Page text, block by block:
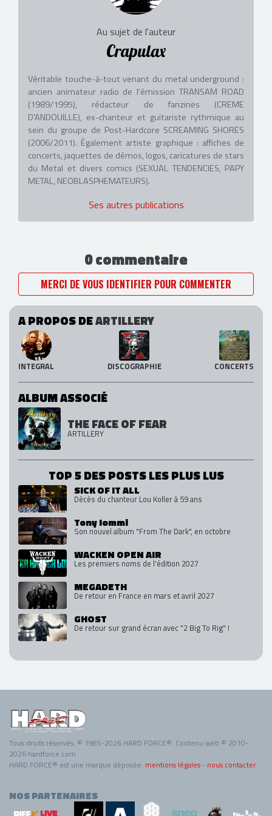
Au sujet de l'auteur
Crapulax
Véritable touche-à-tout venant du metal underground :
ancien animateur radio de l'émission TRANSAM ROAD
(1989/1995), rédacteur de fanzines (CREME
D'ANDOUILLE), ex-chanteur et guitariste rythmique au
sein du groupe de Post-Hardcore SCREAMING SHORES
(2006/2011). Également artiste graphique : affiches de
concerts, jaquettes de démos, logos, caricatures de stars
du Metal et divers comics (SEXUAL TENDENCIES, PAPY
METAL, NEOBLASPHEMATEURS).
Ses autres publications
0 commentaire
MERCI DE VOUS IDENTIFIER POUR COMMENTER
A PROPOS DEARTILLERY
INTEGRAL DISCOGRAPHIE CONCERTS
ALBUM ASSOCIÉ
THE FACE OF FEAR
ARTILLERY
TOP 5 DES POSTS LES PLUS LUS
SICK OF IT ALL
Décès du chanteur Lou Koller à 59 ans
Tony Iommi
Son nouvel album "From The Dark", en octobre
WACKEN OPEN AIR
Les premiers noms de l'édition 2027
MEGADETH
De retour en France en mars et avril 2027
GHOST
De retour sur grand écran avec "2 Big To Rig" !
Tous droits réservés. © 1985-2026 HARD FORCE®. Contenu web © 2010-
2026 hardforce.com
HARD FORCE® est une marque déposée. mentions légales - nous contacter
NOS PARTENAIRES